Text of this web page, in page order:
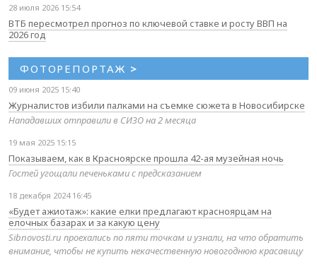
28 июля 2026 15:54
ВТБ пересмотрел прогноз по ключевой ставке и росту ВВП на
2026 год
ФОТОРЕПОРТАЖ >
09 июня 2025 15:40
Журналистов избили палками на съемке сюжета в Новосибирске
Нападавших отправили в СИЗО на 2 месяца
19 мая 2025 15:15
Показываем, как в Красноярске прошла 42-ая музейная ночь
Гостей угощали печеньками с предсказанием
18 декабря 2024 16:45
«Будет ажиотаж»: какие елки предлагают красноярцам на
елочных базарах и за какую цену
Sibnovosti.ru проехались по пяти точкам и узнали, на что обратить
внимание, чтобы не купить некачественную новогоднюю красавицу